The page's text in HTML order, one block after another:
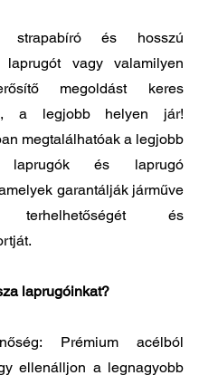
és hosszú
laprugót vagy valamilyen
megoldást keres
a legjobb helyen jár!
megtalálhatóak a legjobb
laprugók és laprugó
garantálják járműve
terhelhetőségét és
laprugóinkat?
Prémium acélból
ellenálljon a legnagyobb